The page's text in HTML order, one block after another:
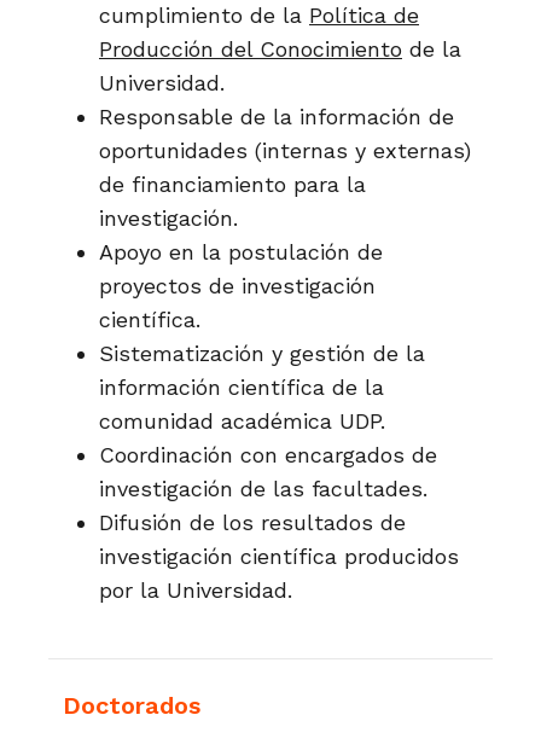
cumplimiento de la Política de
Producción del Conocimiento de la
Universidad.
Responsable de la información de
oportunidades (internas y externas)
de financiamiento para la
investigación.
Apoyo en la postulación de
proyectos de investigación
científica.
Sistematización y gestión de la
información científica de la
comunidad académica UDP.
Coordinación con encargados de
investigación de las facultades.
Difusión de los resultados de
investigación científica producidos
por la Universidad.
Doctorados